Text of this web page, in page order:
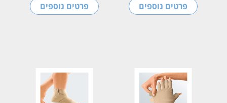
פרטים נוספים פרטים נוספים